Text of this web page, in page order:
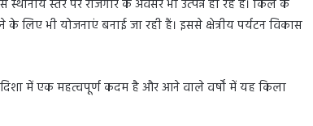
स्तर पर रोजगार के अवसर भी उत्पन्न हो रहे हैं। किले के
लिए भी योजनाएं बनाई जा रही हैं। इससे क्षेत्रीय पर्यटन विकास
में एक महत्वपूर्ण कदम है और आने वाले वर्षों में यह किला